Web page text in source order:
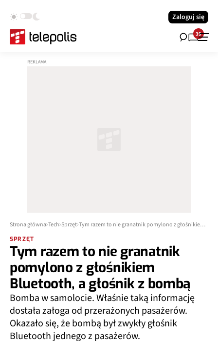
Zaloguj się
39
Strona główna Tech Sprzęt
SPRZĘT
Tym razem to nie granatnik
pomylono z głośnikiem
Bluetooth, a głośnik z bombą
Bomba w samolocie. Właśnie taką informację
dostała załoga od przerażonych pasażerów.
Okazało się, że bombą był zwykły głośnik
Bluetooth jednego z pasażerów.